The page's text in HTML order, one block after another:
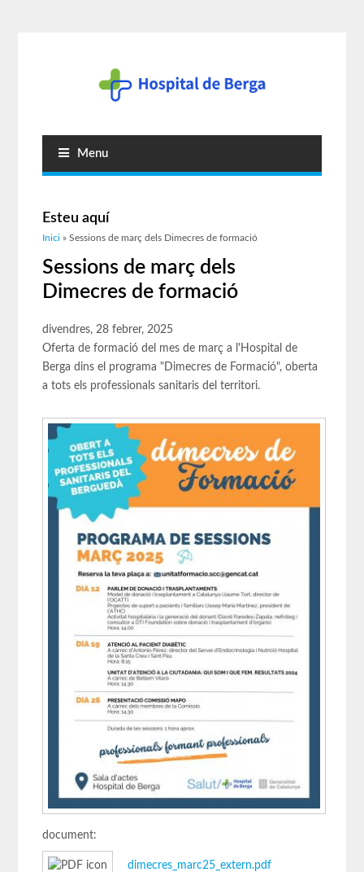
Menu
Esteu aquí
Inici » Sessions de març dels Dimecres de formació
Sessions de març dels
Dimecres de formació
divendres, 28 febrer, 2025
Oferta de formació del mes de març a l'Hospital de
Berga dins el programa "Dimecres de Formació", oberta
a tots els professionals sanitaris del territori.
document:
dimecres_marc25_extern.pdf